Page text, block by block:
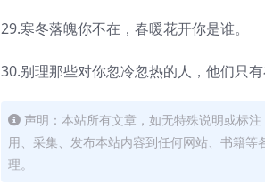
29.寒冬落魄你不在，春暖花开你是谁。
30.别理那些对你忽冷忽热的人，他们只
声明：本站所有文章，如无特殊说明或标
用、采集、发布本站内容到任何网站、书籍
理。